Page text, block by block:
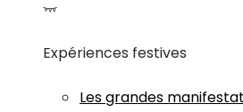
Expériences festives
Les grandes